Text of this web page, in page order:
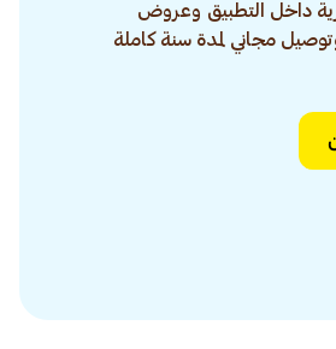
داخل التطبيق وعروض
مجاني لمدة سنة كاملة